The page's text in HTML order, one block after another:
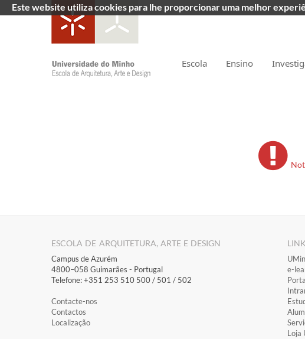
Escola Ensino
ESCOLA DE ARQUITETURA, ARTE E DESIGN
Campus de Azurém
4800–058 Guimarães​ - Portugal
Telefone: +351 253 510 500 / 501 / 502
Contacte-nos
Contactos
Localização
​e-
Loja
Este website utiliza cookies para lhe proporcionar uma melhor